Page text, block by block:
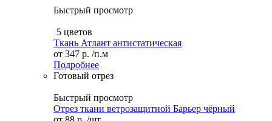
Быстрый просмотр
5 цветов
Ткань Атлант антистатическая
от 347 р. /п.м
Подробнее
Готовый отрез
Быстрый просмотр
Отрез ткани ветрозащитной Барьер чёрный